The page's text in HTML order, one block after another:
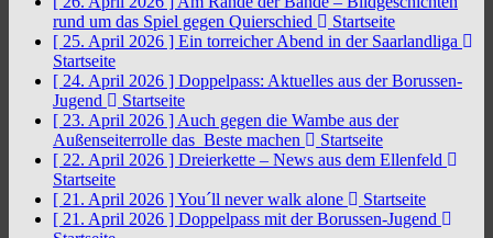
rund um das Spiel gegen Quierschied
Startseite
[ 25. April 2026 ] Ein torreicher Abend in der Saarlandliga
Startseite
[ 24. April 2026 ] Doppelpass: Aktuelles aus der Borussen-
Jugend
Startseite
[ 23. April 2026 ] Auch gegen die Wambe aus der
Außenseiterrolle das Beste machen
Startseite
[ 22. April 2026 ] Dreierkette – News aus dem Ellenfeld
Startseite
[ 21. April 2026 ]You´ll never walk alone
Startseite
[ 21. April 2026 ] Doppelpass mit der Borussen-Jugend